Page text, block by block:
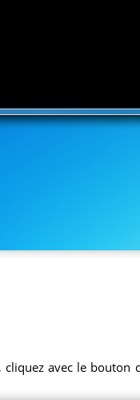
cliquez avec le bouton